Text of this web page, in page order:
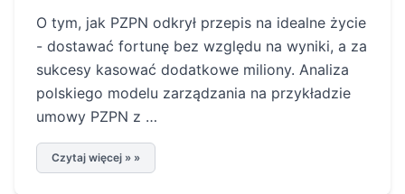
O tym, jak PZPN odkrył przepis na idealne życie
- dostawać fortunę bez względu na wyniki, a za
sukcesy kasować dodatkowe miliony. Analiza
polskiego modelu zarządzania na przykładzie
umowy PZPN z …
Czytaj więcej » »